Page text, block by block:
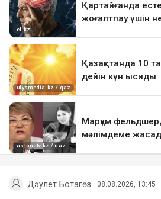
Дәулет Ботагөз 08.08.2026, 13:45